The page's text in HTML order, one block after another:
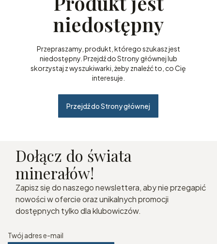
niedostępny
Przepraszamy, produkt, którego szukasz jest
niedostępny. Przejdź do Strony głównej lub
skorzystaj z wyszukiwarki, żeby znaleźć to, co Cię
interesuje.
Przejdź do Strony głównej
Dołącz do świata
minerałów!
Zapisz się do naszego newslettera, aby nie przegapić
nowości w ofercie oraz unikalnych promocji
dostępnych tylko dla klubowiczów.
Twój adres e-mail